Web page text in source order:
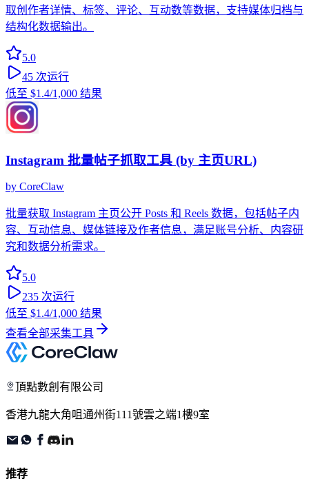
取创作者详情、标签、评论、互动数等数据，支持媒体归档与
结构化数据输出。
5.0
45 次运行
低至 $1.4/1,000 结果
Instagram 批量帖子抓取工具 (by 主页URL)
by CoreClaw
批量获取 Instagram 主页公开 Posts 和 Reels 数据，包括帖子内
容、互动信息、媒体链接及作者信息，满足账号分析、内容研
究和数据分析需求。
5.0
235 次运行
低至 $1.4/1,000 结果
查看全部采集工具
頂點數創有限公司
香港九龍大角咀通州街111號雲之端1樓9室
推荐